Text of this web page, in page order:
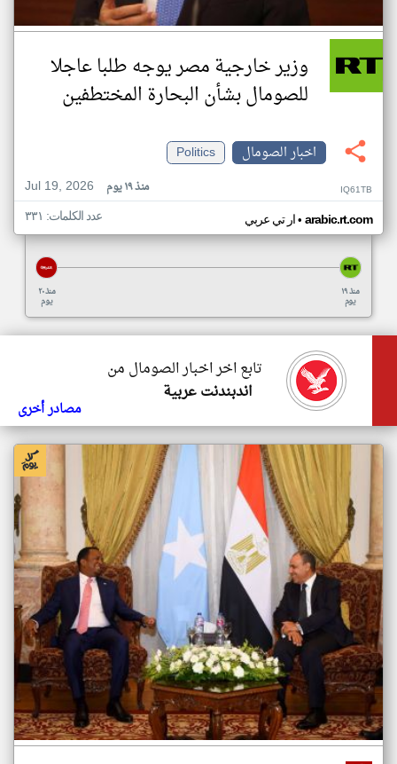
وزير خارجية مصر يوجه طلبا عاجلا
للصومال بشأن البحارة المختطفين
اخبار الصومال
Politics
Jul 19, 2026
منذ ١٩ يوم IQ61TB
ار تي عربي• arabic.rt.com عدد الكلمات: ٣٣١
منذ ٢٠
يوم
منذ ١٩
يوم
تابع اخر اخبار الصومال من
اندبندنت عربية
مصادر أخرى